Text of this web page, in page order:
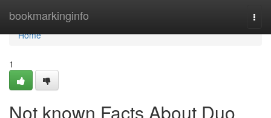
bookmarkinginfo
Home
Home
1
Not known Facts About Duo